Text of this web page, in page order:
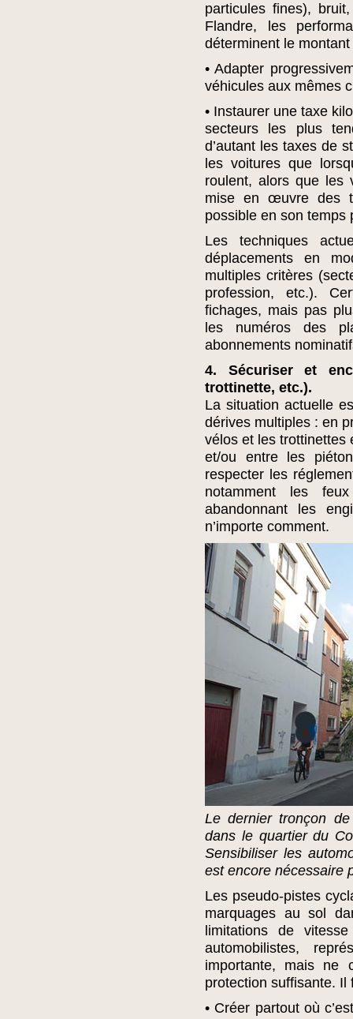
particules fines),
Flandre, les
déterminent le
• Adapter
véhicules aux mêmes
• Instaurer une taxe
secteurs les plus
d’autant les taxes de
les voitures que
roulent, alors que les
mise en œuvre des
possible en son temps
Les techniques
déplacements en
multiples critères
profession, etc.).
fichages, mais pas
les numéros des
abonnements
4. Sécuriser et
trottinette, etc.).
La situation actuelle
dérives multiples : en
vélos et les trottinettes
et/ou entre les
respecter les
notamment les
abandonnant les
n’importe comment.
Le dernier tronçon
dans le quartier du
Sensibiliser les
est encore nécessaire
Les pseudo-pistes
marquages au sol
limitations de
automobilistes,
importante, mais ne
protection suffisante. Il
• Créer partout où